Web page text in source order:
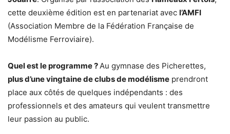
cette deuxième édition est en partenariat avec l’AMFI
(Association Membre de la Fédération Française de
Modélisme Ferroviaire).
Quel est le programme ?Au gymnase des Picherettes,
plus d’une vingtaine de clubs de modélisme prendront
place aux côtés de quelques indépendants : des
professionnels et des amateurs qui veulent transmettre
leur passion au public.